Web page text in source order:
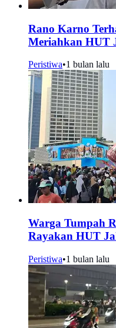
Rano Karno
Meriahkan HUT
Peristiwa•1 bulan lalu
Warga Tumpah
Rayakan HUT
Peristiwa•1 bulan lalu